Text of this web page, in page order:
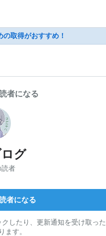
取得がおすすめ！
者になる
グ
者
者になる
したり、更新通知を受け取っ
ます。